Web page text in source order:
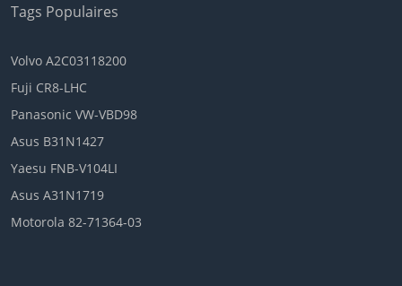
Tags Populaires
Volvo A2C03118200
Fuji CR8-LHC
Panasonic VW-VBD98
Asus B31N1427
Yaesu FNB-V104LI
Asus A31N1719
Motorola 82-71364-03